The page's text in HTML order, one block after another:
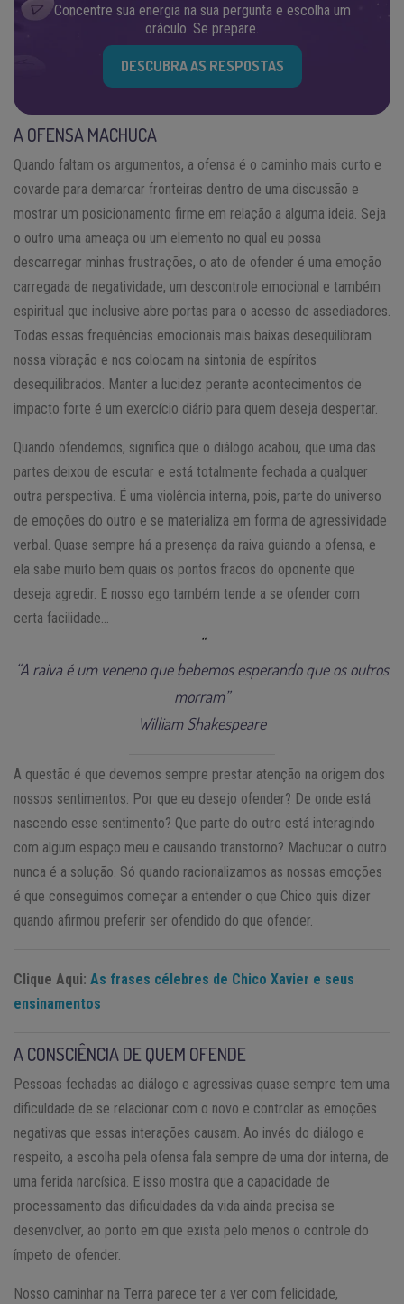
Concentre sua energia na sua pergunta e escolha um
oráculo. Se prepare.
DESCUBRA AS RESPOSTAS
A OFENSA MACHUCA
Quando faltam os argumentos, a ofensa é o caminho mais curto e
covarde para demarcar fronteiras dentro de uma discussão e
mostrar um posicionamento firme em relação a alguma ideia. Seja
o outro uma ameaça ou um elemento no qual eu possa
descarregar minhas frustrações, o ato de ofender é uma emoção
carregada de negatividade, um descontrole emocional e também
espiritual que inclusive abre portas para o acesso de assediadores.
Todas essas frequências emocionais mais baixas desequilibram
nossa vibração e nos colocam na sintonia de espíritos
desequilibrados. Manter a lucidez perante acontecimentos de
impacto forte é um exercício diário para quem deseja despertar.
Quando ofendemos, significa que o diálogo acabou, que uma das
partes deixou de escutar e está totalmente fechada a qualquer
outra perspectiva. É uma violência interna, pois, parte do universo
de emoções do outro e se materializa em forma de agressividade
verbal. Quase sempre há a presença da raiva guiando a ofensa, e
ela sabe muito bem quais os pontos fracos do oponente que
deseja agredir. E nosso ego também tende a se ofender com
certa facilidade…
“A raiva é um veneno que bebemos esperando que os outros
morram”
William Shakespeare
A questão é que devemos sempre prestar atenção na origem dos
nossos sentimentos. Por que eu desejo ofender? De onde está
nascendo esse sentimento? Que parte do outro está interagindo
com algum espaço meu e causando transtorno? Machucar o outro
nunca é a solução. Só quando racionalizamos as nossas emoções
é que conseguimos começar a entender o que Chico quis dizer
quando afirmou preferir ser ofendido do que ofender.
Clique Aqui: As frases célebres de Chico Xavier e seus
ensinamentos
A CONSCIÊNCIA DE QUEM OFENDE
Pessoas fechadas ao diálogo e agressivas quase sempre tem uma
dificuldade de se relacionar com o novo e controlar as emoções
negativas que essas interações causam. Ao invés do diálogo e
respeito, a escolha pela ofensa fala sempre de uma dor interna, de
uma ferida narcísica. E isso mostra que a capacidade de
processamento das dificuldades da vida ainda precisa se
desenvolver, ao ponto em que exista pelo menos o controle do
ímpeto de ofender.
Nosso caminhar na Terra parece ter a ver com felicidade,